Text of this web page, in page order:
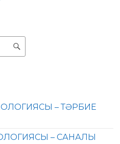
– ТӘРБИЕ
– САНАЛЫ